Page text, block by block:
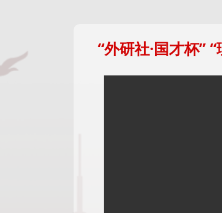
“外研社·国才杯”